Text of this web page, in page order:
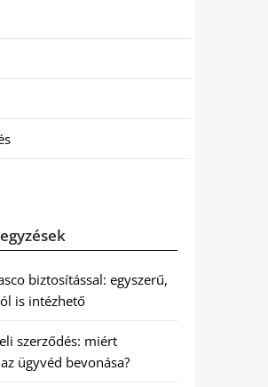
biztosítással: egyszerű,
is intézhető
szerződés: miért
ügyvéd bevonása?